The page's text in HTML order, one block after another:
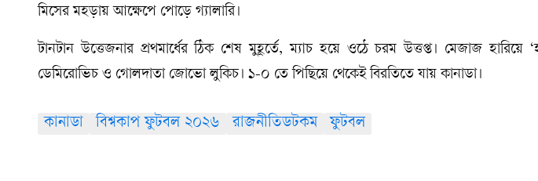
মিসের মহড়ায় আক্ষেপে পোড়ে গ্যালারি।
টানটান উত্তেজনার প্রথমার্ধের ঠিক শেষ মুহূর্তে, ম্যাচ হয়ে ওঠে চরম উত্তপ্ত। মেজাজ হারিয়ে
ডেমিরোভিচ ও গোলদাতা জোভো লুকিচ। ১-০ তে পিছিয়ে থেকেই বিরতিতে যায় কানাডা।
কানাডা বিশ্বকাপ ফুটবল ২০২৬ রাজনীতিডটকম ফুটবল